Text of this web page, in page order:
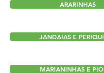
ARARINHAS
JANDAIAS E
MARIANINHAS E